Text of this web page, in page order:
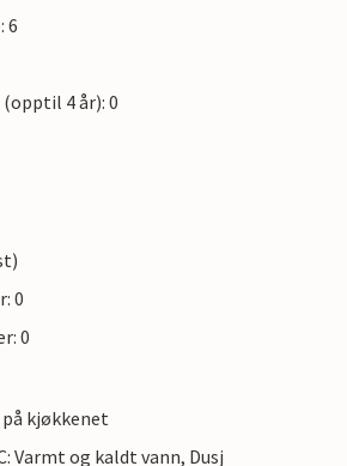
6
4 år): 0
0
0
kjøkkenet
Varmt og kaldt vann, Dusj